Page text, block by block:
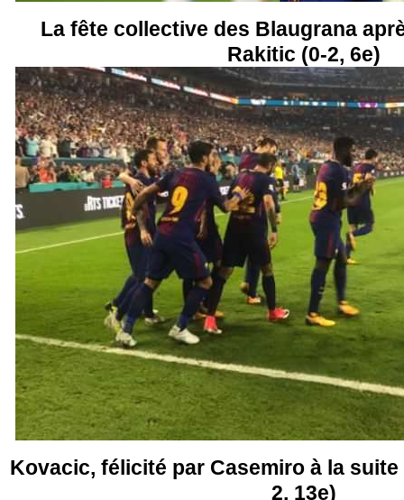
La fête collective des Blaugrana
Rakitic (0-2, 6e)
Kovacic, félicité par Casemiro à la
2, 13e)